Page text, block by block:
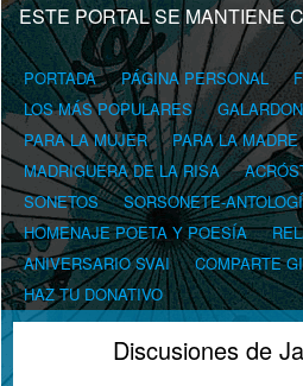
ESTE PORTAL SE MANTIENE
PORTADA PÁGINA PERSONAL
LOS MÁS POPULARES
PARA LA MUJER
PARA LA MADRE
MADRIGUERA DE LA RISA
SONETOS
SORSONETE-
HOMENAJE POETA Y POESÍA
ANIVERSARIO SVAI
COMPARTE
HAZ TU DONATIVO
Discusiones de